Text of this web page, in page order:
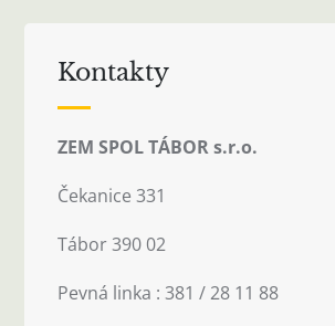
Kontakty
ZEM SPOL TÁBOR s.r.o.
Čekanice 331
Tábor 390 02
Pevná linka : 381 / 28 11 88